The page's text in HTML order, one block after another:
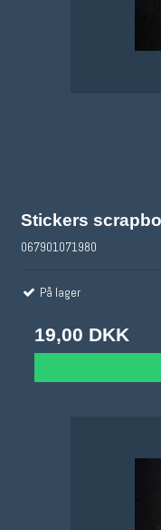
Stickers
067901071980
På lager
19,00 DKK